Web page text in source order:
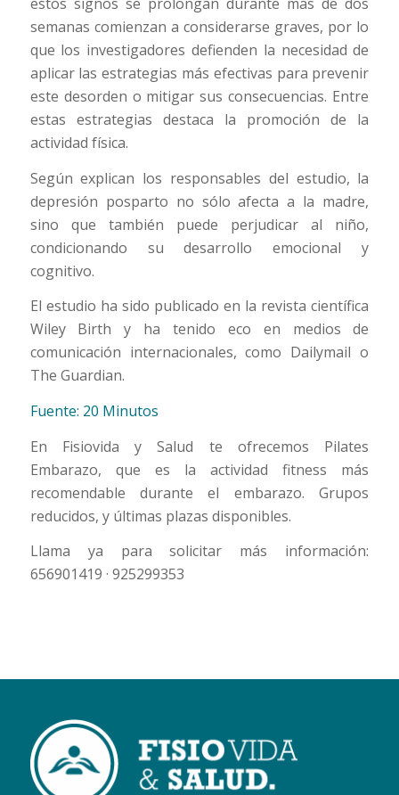
semanas comienzan a considerarse graves, por lo
que los investigadores defienden la necesidad de
aplicar las estrategias más efectivas para prevenir
este desorden o mitigar sus consecuencias. Entre
estas estrategias destaca la promoción de la
actividad física.
Según explican los responsables del estudio, la
depresión posparto no sólo afecta a la madre,
sino que también puede perjudicar al niño,
condicionando su desarrollo emocional y
cognitivo.
El estudio ha sido publicado en la revista científica
Wiley Birth y ha tenido eco en medios de
comunicación internacionales, como Dailymail o
The Guardian.
Fuente: 20 Minutos
En Fisiovida y Salud te ofrecemos Pilates
Embarazo, que es la actividad fitness más
recomendable durante el embarazo. Grupos
reducidos, y últimas plazas disponibles.
Llama ya para solicitar más información:
656901419 · 925299353